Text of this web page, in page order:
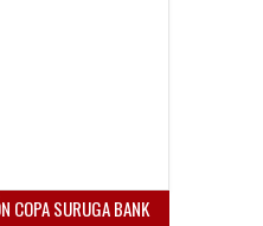
COPA SURUGA BANK